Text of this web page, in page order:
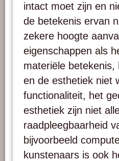
intact moet zijn en
de betekenis ervan
zekere hoogte
eigenschappen als
materiële
en de esthetiek niet
functionaliteit, het
esthetiek zijn niet
raadpleegbaarheid
bijvoorbeeld
kunstenaars is ook